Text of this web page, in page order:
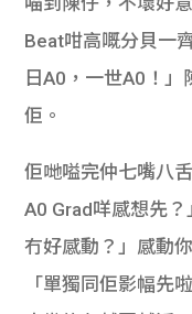
Beat咁高嘅分貝一
日A0，一世A0！
佢。
佢哋嗌完仲七嘴八
A0 Grad咩感想先
冇好感動？」感動
「單獨同佢影幅先